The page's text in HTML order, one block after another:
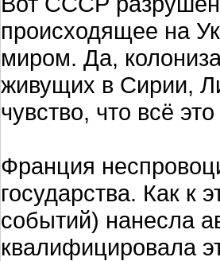
происходящее на
миром. Да,
живущих в Сирии,
чувство, что всё
Франция
государства. Как к
событий) нанесла
квалифицировала